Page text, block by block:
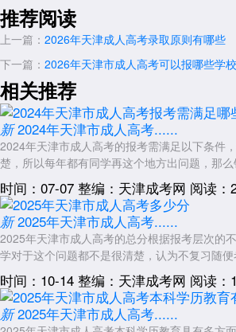
东丽中学：
2025年曾作为成考考点，考场秩序井然，
鉴开中学：
东丽区另一考点，考场设施先进，适合组织
西青区
杨柳青三中：
西青区重点中学，考场环境优良，可能承担
三、其他行政区考点(示例)
津南区
天津市南洋工业学校：
津南区成考考点之一，考场设施适合职业技
专业加试。
北辰区
北辰区中等职业技术学校：
推荐阅读
上一篇： 2026年天津成人高考录取原则有哪些
下一篇： 2026年天津市成人高考可以报哪些学校
相关推荐
新 2024年天津市成人高考......
2024年天津市成人高考的报考需满足以下条件
楚，所以每年都有同学再这个地方出问题，那
时间：07-07 整编：天津成考网 阅读：
新 2025年天津市成人高考......
2025年天津市成人高考的总分根据报考层次的
学对于这个问题都不是很清楚，认为不复习随
时间：10-14 整编：天津成考网 阅读：
新 2025年天津市成人高考......